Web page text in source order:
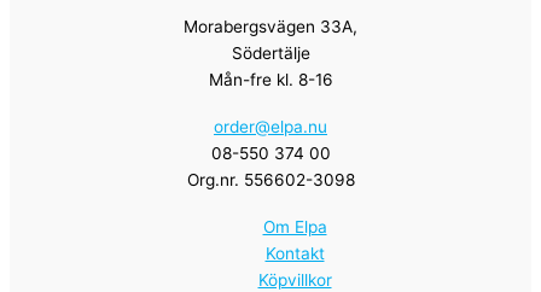
Morabergsvägen 33A,
Södertälje
Mån-fre kl. 8-16
order@elpa.nu
08-550 374 00
Org.nr. 556602-3098
Om Elpa
Kontakt
Köpvillkor